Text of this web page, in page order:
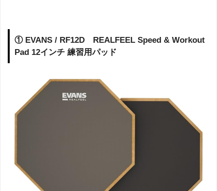
① EVANS / RF12D REALFEEL Speed & Workout
Pad 12インチ 練習用パッド